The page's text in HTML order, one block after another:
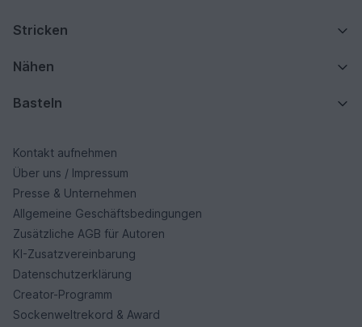
Stricken
Nähen
Basteln
Kontakt aufnehmen
Über uns / Impressum
Presse & Unternehmen
Allgemeine Geschäftsbedingungen
Zusätzliche AGB für Autoren
KI-Zusatzvereinbarung
Datenschutzerklärung
Creator-Programm
Sockenweltrekord & Award